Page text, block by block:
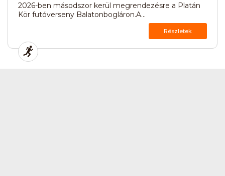
2026-ben másodszor kerül megrendezésre a Platán
Kör futóverseny Balatonbogláron.A...
Részletek